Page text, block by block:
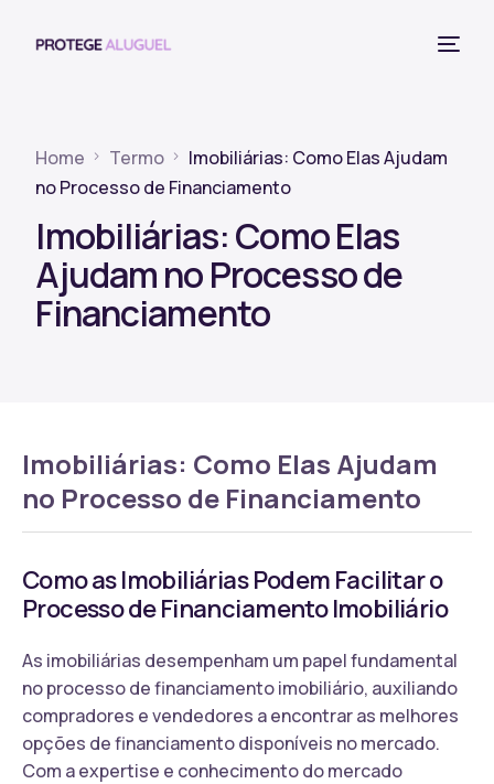
Home Termo
Imobiliárias: Como Elas Ajudam
no Processo de Financiamento
Imobiliárias: Como Elas
Ajudam no Processo de
Financiamento
Imobiliárias: Como Elas Ajudam
no Processo de Financiamento
Como as Imobiliárias Podem Facilitar o
Processo de Financiamento Imobiliário
As imobiliárias desempenham um papel fundamental
no processo de financiamento imobiliário, auxiliando
compradores e vendedores a encontrar as melhores
opções de financiamento disponíveis no mercado.
Com a expertise e conhecimento do mercado